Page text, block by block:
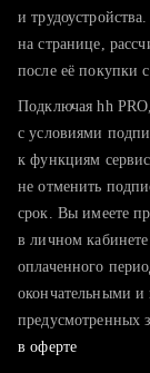
тратите
хотите
и
на странице,
после её покупки
Подключая hh
с условиями
к функциям
не отменить
срок. Вы имеете
в личном
оплаченного
окончательными и
предусмотренных
в оферте